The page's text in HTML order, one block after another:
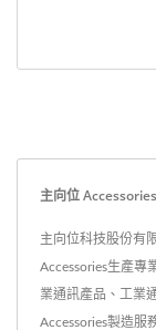
主向位
主向位科技股份有
Accessories生產專
業通訊產品、工業
Accessories製造服